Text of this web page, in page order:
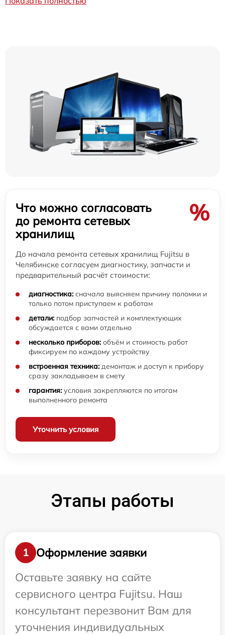
Что можно согласовать
до ремонта сетевых
хранилищ
%
До начала ремонта сетевых хранилищ Fujitsu в
Челябинске согласуем диагностику, запчасти и
предварительный расчёт стоимости:
диагностика: сначала выясняем причину поломки и
только потом приступаем к работам
детали: подбор запчастей и комплектующих
обсуждается с вами отдельно
несколько приборов: объём и стоимость работ
фиксируем по каждому устройству
встроенная техника: демонтаж и доступ к прибору
сразу закладываем в смету
гарантия: условия закрепляются по итогам
выполненного ремонта
Уточнить условия
Этапы работы
1
Оформление заявки
Оставьте заявку на сайте
сервисного центра Fujitsu. Наш
консультант перезвонит Вам для
уточнения индивидуальных